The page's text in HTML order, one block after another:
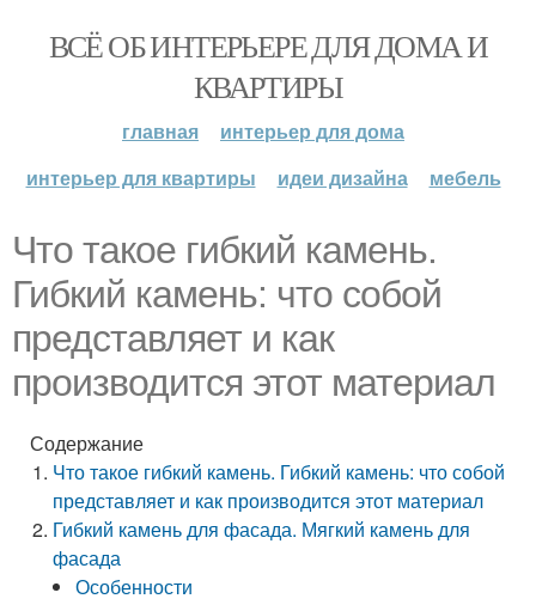
ВСЁ ОБ ИНТЕРЬЕРЕ ДЛЯ ДОМА И
КВАРТИРЫ
главная
интерьер для дома
интерьер для квартиры
идеи дизайна мебель
Что такое гибкий камень.
Гибкий камень: что собой
представляет и как
производится этот материал
Содержание
Что такое гибкий камень. Гибкий камень: что собой
представляет и как производится этот материал
Гибкий камень для фасада. Мягкий камень для
фасада
Особенности